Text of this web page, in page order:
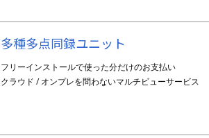
多種多点同録ユニット
フリーインストールで使った分だけのお支払い
クラウド / オンプレを問わないマルチビューサービス